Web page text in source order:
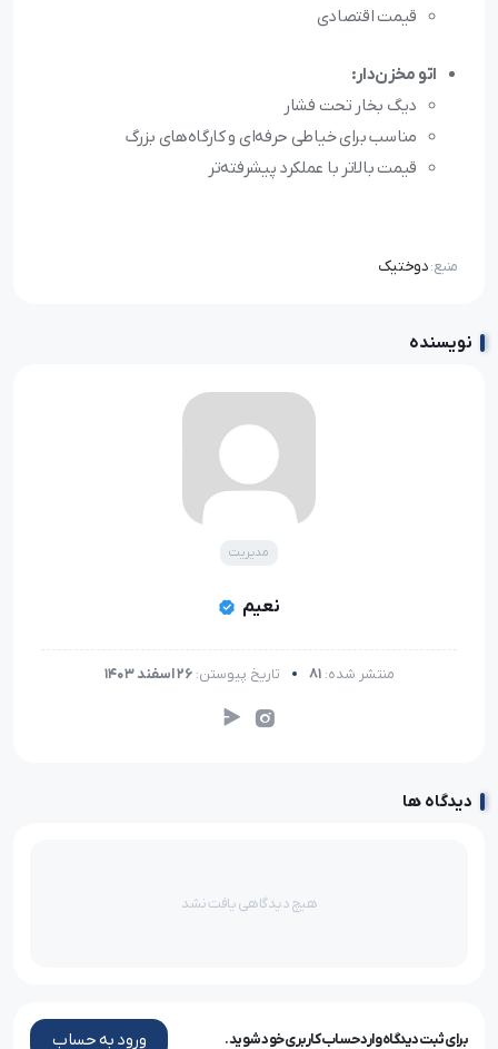
قیمت اقتصادی
اتو مخزن‌دار:
دیگ بخار تحت فشار
مناسب برای خیاطی حرفه‌ای و کارگاه‌های بزرگ
قیمت بالاتر با عملکرد پیشرفته‌تر
منبع:دوختیک
نویسنده
مدیریت
نعیم
منتشر شده: 81 تاریخ پیوستن: 26 اسفند 1403
دیدگاه ها
هیچ دیدگاهی یافت نشد
برای ثبت دیدگاه وارد حساب کاربری خود شوید. ورود به حساب